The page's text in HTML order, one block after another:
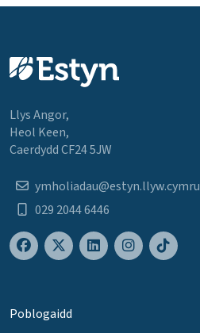
Llys Angor,
Heol Keen,
Caerdydd CF24 5JW
ymholiadau@estyn.llyw.cymru
029 2044 6446
Poblogaidd